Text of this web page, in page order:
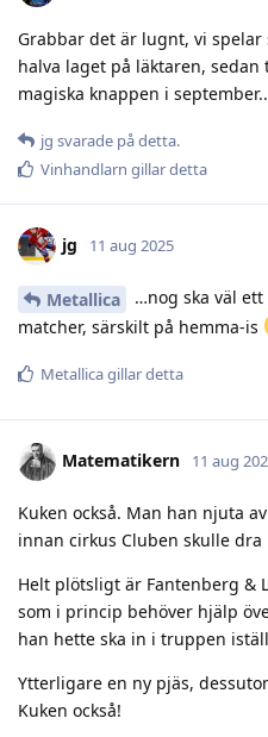
Grabbar det är lugnt, vi spelar
halva laget på läktaren,
magiska knappen i september..
jg svarade på detta.
Vinhandlarn gillar detta
jg 11 aug 2025
Metallica
…nog ska väl ett
matcher, särskilt på hemma-is
Metallicagillar detta
Matematikern 11 aug
Kuken också. Man han njuta
innan cirkus Cluben skulle
Helt plötsligt är Fantenberg &
som i princip behöver hjälp
han hette ska in i truppen
Ytterligare en ny pjäs,
Kuken också!